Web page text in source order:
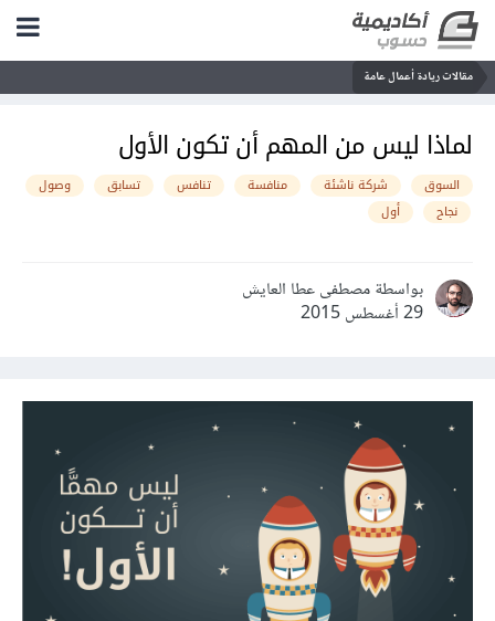
مقالات ريادة أعمال عامة
لماذا ليس من المهم أن تكون الأول
السوق شركة ناشئة منافسة تنافس تسابق
وصول
نجاح
أول
بواسطة مصطفى عطا العايش
29 أغسطس 2015